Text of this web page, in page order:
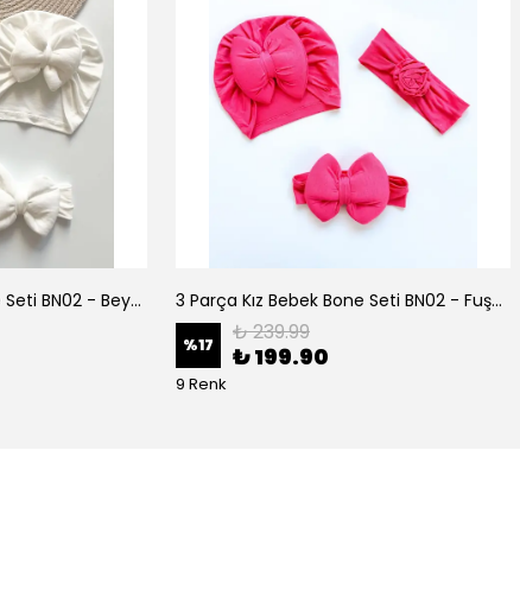
3 Parça Kız Bebek Bone Seti BN02 - Beyaz 3 Parça Kız Bebek Bone Seti BN02 - Fuşya
%17 ₺ 239.99
₺ 199.90
9 Renk